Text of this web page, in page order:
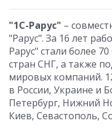
"1С-Рарус" –
"Рарус". За 16 лет
Рарус" стали более
стран СНГ, а также
мировых компаний.
в России, Украине и
Петербург, Нижний
Киев, Севастополь,